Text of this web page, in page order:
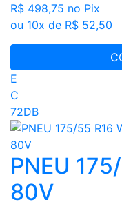
R$ 498,75 no Pix
ou 10x de R$ 52,50
E
C
72DB
PNEU
80V